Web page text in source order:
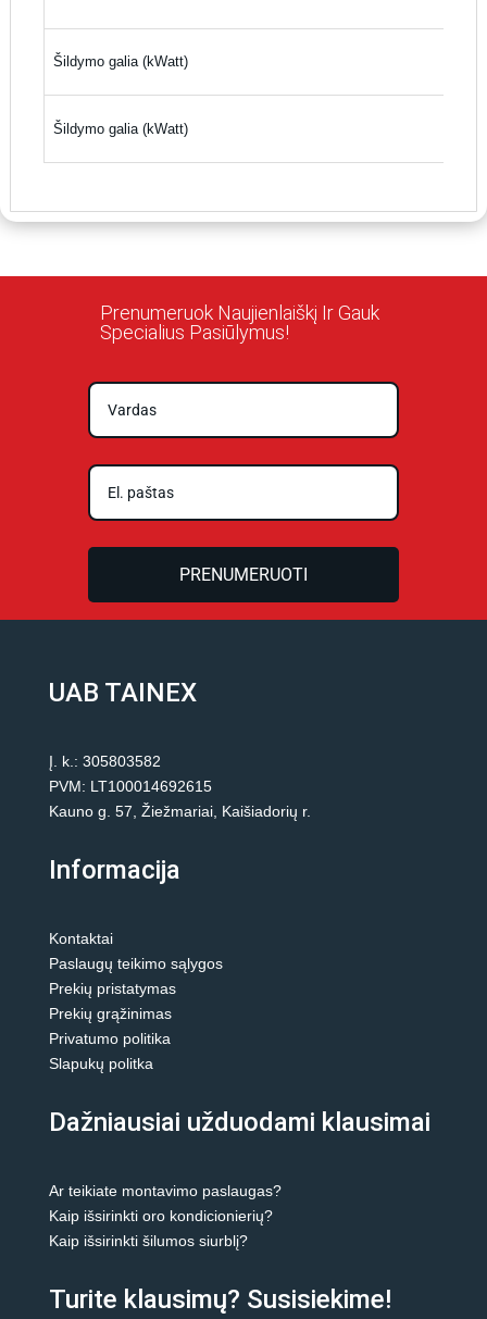
Šildymo galia (kWatt)
Šildymo galia (kWatt)
Prenumeruok Naujienlaiškį Ir Gauk
Specialius Pasiūlymus!
PRENUMERUOTI
UAB TAINEX
Į. k.: 305803582
PVM: LT100014692615
Kauno g. 57, Žiežmariai, Kaišiadorių r.
Informacija
Kontaktai
Paslaugų teikimo sąlygos
Prekių pristatymas
Prekių grąžinimas
Privatumo politika
Slapukų politka
Dažniausiai užduodami klausimai
Ar teikiate montavimo paslaugas?
Kaip išsirinkti oro kondicionierių?
Kaip išsirinkti šilumos siurblį?
Turite klausimų? Susisiekime!